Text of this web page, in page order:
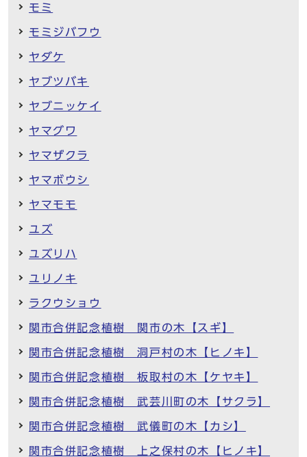
モミ
モミジバフウ
ヤダケ
ヤブツバキ
ヤブニッケイ
ヤマグワ
ヤマザクラ
ヤマボウシ
ヤマモモ
ユズ
ユズリハ
ユリノキ
ラクウショウ
関市合併記念植樹 関市の木【スギ】
関市合併記念植樹 洞戸村の木【ヒノキ】
関市合併記念植樹 板取村の木【ケヤキ】
関市合併記念植樹 武芸川町の木【サクラ】
関市合併記念植樹 武儀町の木【カシ】
関市合併記念植樹 上之保村の木【ヒノキ】